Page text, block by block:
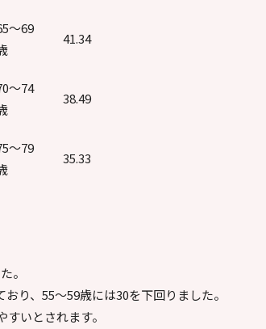
～69
41.34
～74
38.49
～79
35.33
。
り、55～59歳には30を下回りました。
いとされます。